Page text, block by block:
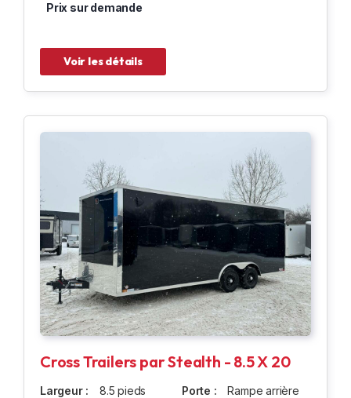
Prix sur demande
Voir les détails
Cross Trailers par Stealth - 8.5 X 20
Largeur :
8.5 pieds
Porte :
Rampe arrière